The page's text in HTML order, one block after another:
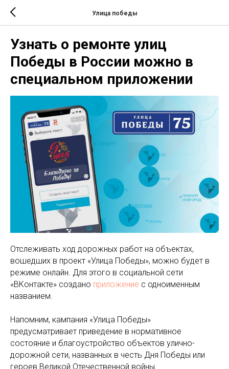
Улица победы
Узнать о ремонте улиц
Победы в России можно в
специальном приложении
Отслеживать ход дорожных работ на объектах,
вошедших в проект «Улица Победы», можно будет в
режиме онлайн. Для этого в социальной сети
«ВКонтакте» создано приложение с одноименным
названием.
Напомним, кампания «Улица Победы»
предусматривает приведение в нормативное
состояние и благоустройство объектов улично-
дорожной сети, названных в честь Дня Победы или
героев Великой Отечественной войны.